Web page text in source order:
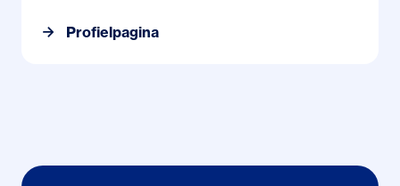
Profielpagina